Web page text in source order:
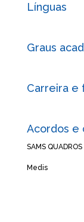
Línguas
Graus
Carreira e
Acordos e
SAMS QUADROS
Medis